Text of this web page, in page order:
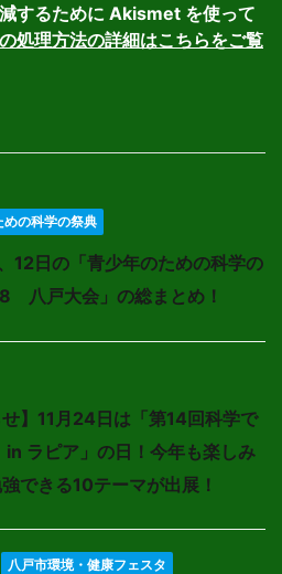
するために Akismet を使って
処理方法の詳細はこちらをご覧
めの科学の祭典
12日の「青少年のための科学の
八戸大会」の総まとめ！
せ】11月24日は「第14回科学で
in ラピア」の日！今年も楽しみ
できる10テーマが出展！
八戸市環境・健康フェスタ